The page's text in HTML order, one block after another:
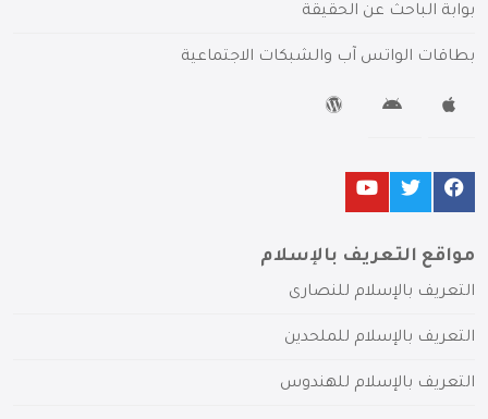
بوابة الباحث عن الحقيقة
بطاقات الواتس آب والشبكات الاجتماعية
مواقع التعريف بالإسلام
التعريف بالإسلام للنصارى
التعريف بالإسلام للملحدين
التعريف بالإسلام للهندوس